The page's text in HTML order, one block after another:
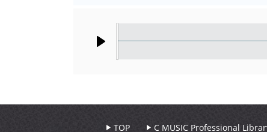
TOP C MUSIC Professional